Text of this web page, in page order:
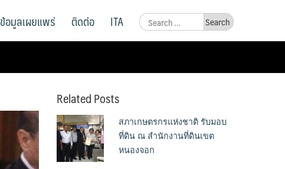
Search
for:
ข้อมูลเผยแพร่ ติดต่อ ITA
Related Posts
สภาเกษตรกรแห่งชาติ รับมอบ
ที่ดิน ณ สำนักงานที่ดินเขต
หนองจอก